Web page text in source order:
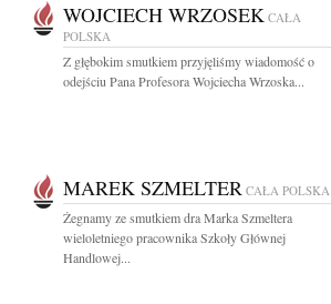
WOJCIECH WRZOSEK CAŁA
POLSKA
Z głębokim smutkiem przyjęliśmy wiadomość o
odejściu Pana Profesora Wojciecha Wrzoska...
MAREK SZMELTER CAŁA POLSKA
Żegnamy ze smutkiem dra Marka Szmeltera
wieloletniego pracownika Szkoły Głównej
Handlowej...